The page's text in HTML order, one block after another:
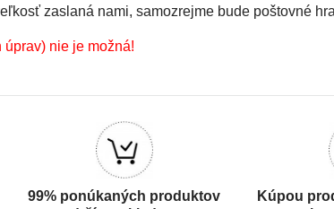
zaslaná nami, samozrejme bude poštovné
nie je možná!
99% ponúkaných produktov
Kúpou